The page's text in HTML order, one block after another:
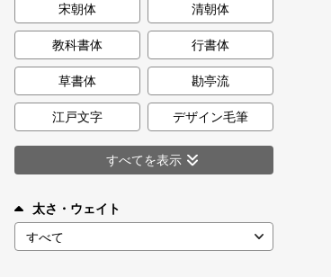
マイページ
お気に入り
ご利用ガイド
お問い合わせ
宋朝体 清朝体
教科書体 行書体
草書体 勘亭流
江戸文字 デザイン毛筆
すべてを表示
太さ・ウェイト